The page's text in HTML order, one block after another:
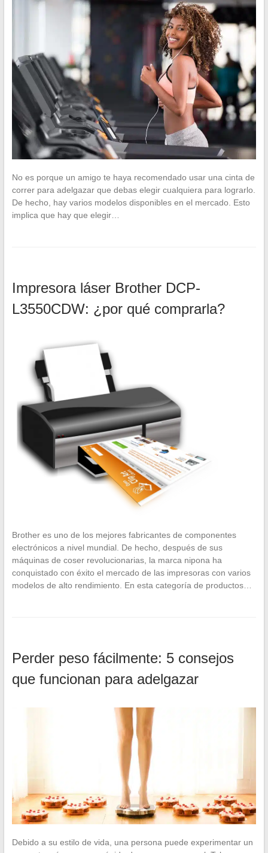
No es porque un amigo te haya recomendado usar una cinta de
correr para adelgazar que debas elegir cualquiera para lograrlo.
De hecho, hay varios modelos disponibles en el mercado. Esto
implica que hay que elegir…
Impresora láser Brother DCP-
L3550CDW: ¿por qué comprarla?
Brother es uno de los mejores fabricantes de componentes
electrónicos a nivel mundial. De hecho, después de sus
máquinas de coser revolucionarias, la marca nipona ha
conquistado con éxito el mercado de las impresoras con varios
modelos de alto rendimiento. En esta categoría de productos…
Perder peso fácilmente: 5 consejos
que funcionan para adelgazar
Debido a su estilo de vida, una persona puede experimentar un